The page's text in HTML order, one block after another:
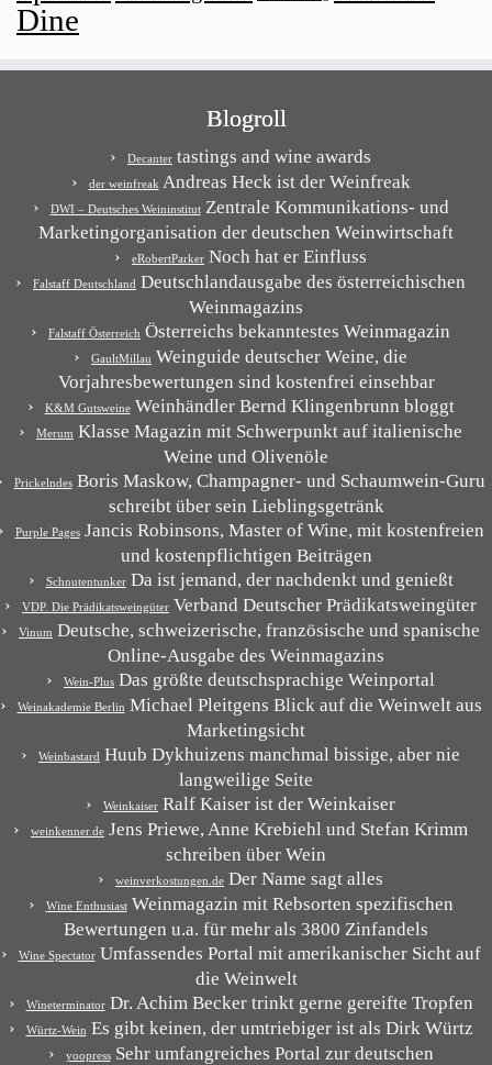
Dine
Blogroll
Decanter tastings and wine awards
der weinfreakAndreas Heck ist der Weinfreak
DWI – Deutsches WeininstitutZentrale Kommunikations- und
Marketingorganisation der deutschen Weinwirtschaft
eRobertParker Noch hat er Einfluss
Falstaff Deutschland Deutschlandausgabe des österreichischen
Weinmagazins
Falstaff Österreich Österreichs bekanntestes Weinmagazin
GaultMillau Weinguide deutscher Weine, die
Vorjahresbewertungen sind kostenfrei einsehbar
K&M GutsweineWeinhändler Bernd Klingenbrunn bloggt
Merum Klasse Magazin mit Schwerpunkt auf italienische
Weine und Olivenöle
PrickelndesBoris Maskow, Champagner- und Schaumwein-Guru
schreibt über sein Lieblingsgetränk
Purple PagesJancis Robinsons, Master of Wine, mit kostenfreien
und kostenpflichtigen Beiträgen
SchnutentunkerDa ist jemand, der nachdenkt und genießt
VDP. Die Prädikatsweingüter Verband Deutscher Prädikatsweingüter
Vinum Deutsche, schweizerische, französische und spanische
Online-Ausgabe des Weinmagazins
Wein-Plus Das größte deutschsprachige Weinportal
Weinakademie Berlin Michael Pleitgens Blick auf die Weinwelt aus
Marketingsicht
Weinbastard Huub Dykhuizens manchmal bissige, aber nie
langweilige Seite
Weinkaiser Ralf Kaiser ist der Weinkaiser
weinkenner.de Jens Priewe, Anne Krebiehl und Stefan Krimm
schreiben über Wein
weinverkostungen.de Der Name sagt alles
Wine EnthusiastWeinmagazin mit Rebsorten spezifischen
Bewertungen u.a. für mehr als 3800 Zinfandels
Wine SpectatorUmfassendes Portal mit amerikanischer Sicht auf
die Weinwelt
WineterminatorDr. Achim Becker trinkt gerne gereifte Tropfen
Würtz-Wein Es gibt keinen, der umtriebiger ist als Dirk Würtz
yoopressSehr umfangreiches Portal zur deutschen